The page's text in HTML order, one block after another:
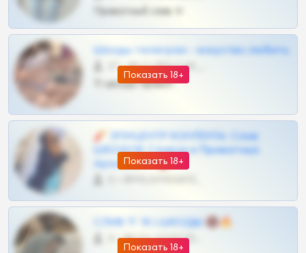
Приватный слив тг
Показать 18+
Шкоды телеграм - искуство любить
27 •
Тг шкоды приват
Показать 18+
🧨 ЭПИЦЕНТР КОНТЕНТА: Слив
ШКОДОВ Сливов и Приватных
Архивов ТГ 🔞💎
Показать 18+
СЛИВ ТГ 18 | ШКОДЫ 🔞🔥
0 •